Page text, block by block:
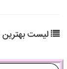
لیست بهترین